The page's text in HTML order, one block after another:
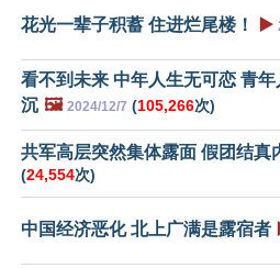
花光一辈子积蓄 住进烂尾楼！ ▶️
看不到未来 中年人生无可恋 青
沉 🖼️ 2024/12/7 (105,266次)
共军高层突然集体露面 假团结真
(24,554次)
中国经济恶化 北上广满是露宿者